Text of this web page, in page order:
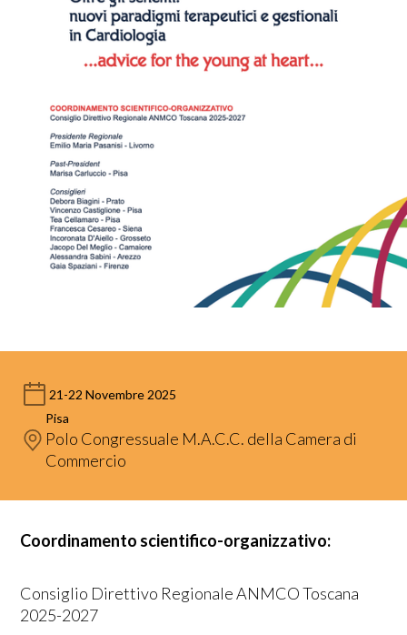
21-22 Novembre 2025
Pisa
Polo Congressuale M.A.C.C. della Camera di
Commercio
Coordinamento scientifico-organizzativo:‍
Consiglio Direttivo Regionale ANMCO Toscana
2025-2027‍